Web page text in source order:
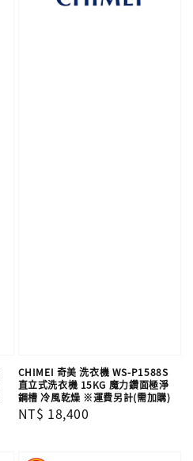
CHIMEI 奇美 洗衣機 WS-P1588S
直立式洗衣機 15KG 魔力鑽面極淨
鋼槽 冷風乾燥 ※運費另計(需加購)
Regular
NT$ 18,400